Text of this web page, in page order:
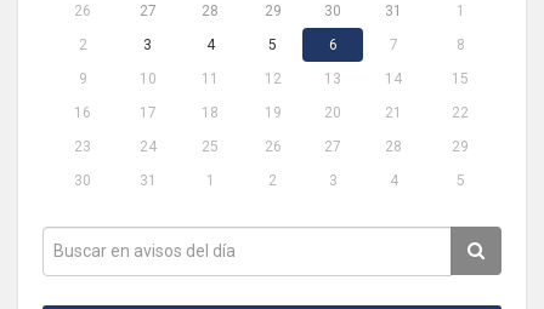
26 27 28 29 30 31
1
2
3 4 5 6 7
8
9
10 11 12 13 14
15
16
17 18 19 20 21
22
23
24 25 26 27 28
29
30
31 1 2 3 4 5